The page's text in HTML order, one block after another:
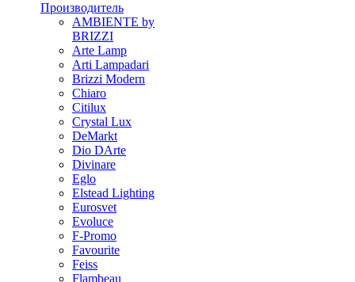
Производитель
AMBIENTE by
BRIZZI
Arte Lamp
Arti Lampadari
Brizzi Modern
Chiaro
Citilux
Crystal Lux
DeMarkt
Dio DArte
Divinare
Eglo
Elstead Lighting
Eurosvet
Evoluce
F-Promo
Favourite
Feiss
Flambeau